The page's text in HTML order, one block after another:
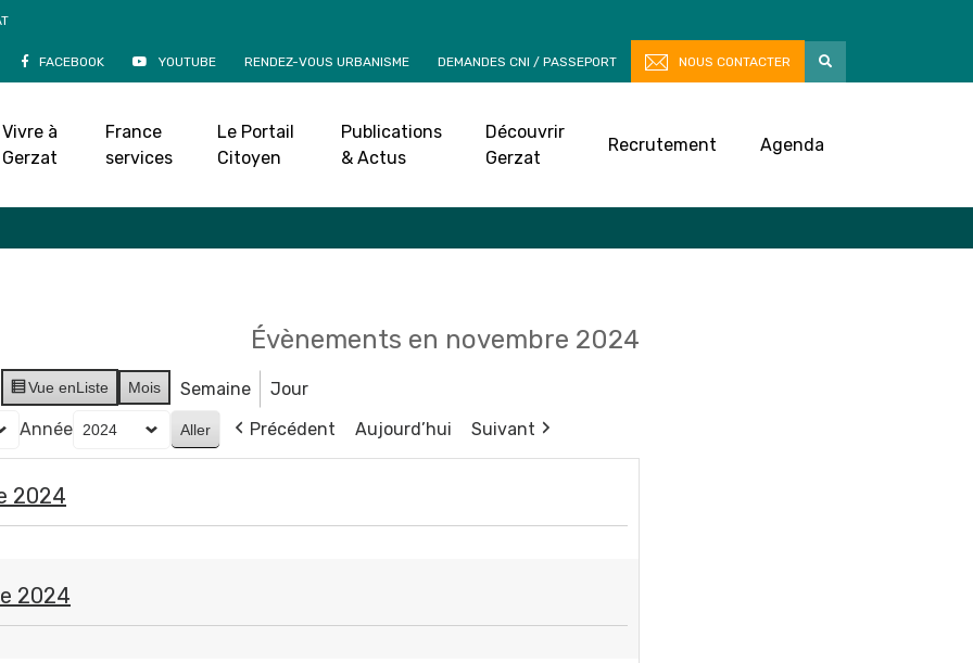
FACEBOOK YOUTUBE RENDEZ-VOUS URBANISME DEMANDES CNI / PASSEPORT NOUS CONTACTER
Vivre à
Gerzat
France
services
Le Portail
Citoyen
Publications
& Actus
Découvrir
Gerzat
Recrutement Agenda
Accueil»Agenda
Évènements en novembre 2024
Vue enListe Mois Semaine
Jour
Année Précédent Aujourd’hui Suivant
2024
2024